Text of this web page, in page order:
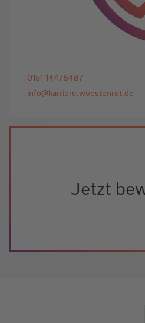
0151 14478487
info@karriere.wuestenrot.de
Jetzt